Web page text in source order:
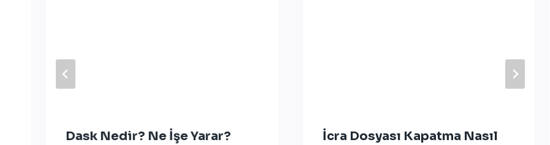
Dask Nedir? Ne İşe Yarar?
İcra Dosyası Kapatma Nasıl